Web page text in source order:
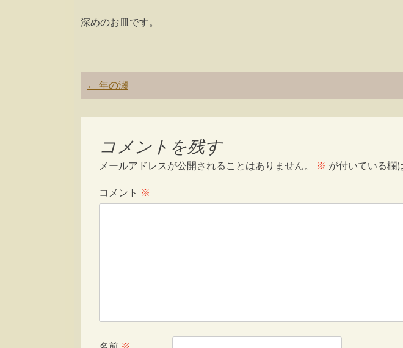
深めのお皿です。
Post
navigation
← 年の瀬
コメントを残す
メールアドレスが公開されることはありません。 ※ が付いている欄
コメント ※